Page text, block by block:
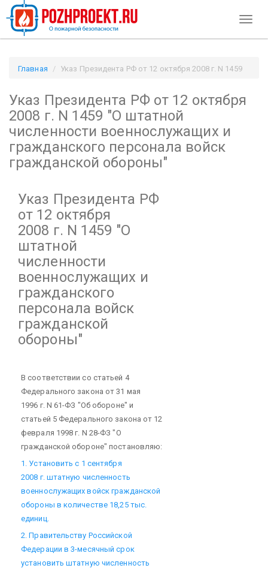
Главная
Указ Президента РФ от 12 октября 2008 г. N 1459
персонала войск гражданской обороны" / Pozhproekt.ru
Указ Президента РФ от 12 октября
2008 г. N 1459 "О штатной
численности военнослужащих и
гражданского персонала войск
гражданской обороны"
Указ Президента РФ
от 12 октября
2008 г. N 1459 "О
штатной
численности
военнослужащих и
гражданского
персонала войск
гражданской
обороны"
В соответствии со статьей 4
Федерального закона от 31 мая
1996 г. N 61-ФЗ "Об обороне" и
статьей 5 Федерального закона от 12
февраля 1998 г. N 28-ФЗ "О
гражданской обороне" постановляю:
1. Установить с 1 сентября
2008 г. штатную численность
военнослужащих войск гражданской
обороны в количестве 18,25 тыс.
единиц.
2. Правительству Российской
Федерации в 3-месячный срок
установить штатную численность